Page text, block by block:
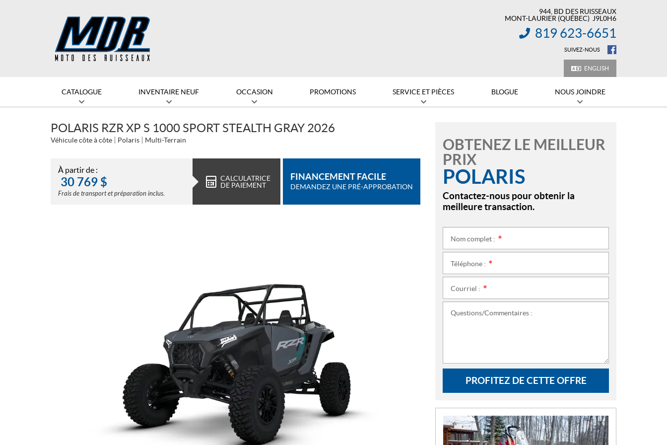
944, BD DES RUISSEAUX
MONT-LAURIER (QUÉBEC) J9L0H6
INFORMATION :
819 623-6651
SUIVEZ-NOUS
ENGLISH
CATALOGUE INVENTAIRE NEUF OCCASION PROMOTIONS SERVICE ET PIÈCES BLOGUE NOUS JOINDRE
POLARIS RZR XP S 1000 SPORT STEALTH GRAY 2026
Véhicule côte à côte Polaris Multi-Terrain
À partir de :
30 769 $
Frais de transport et préparation inclus.
CALCULATRICE
DE PAIEMENT
FINANCEMENT FACILE
DEMANDEZ UNE PRÉ-APPROBATION
OBTENEZ LE MEILLEUR
PRIX
POLARIS
Contactez-nous pour obtenir la
meilleure transaction.
Nom complet :
Téléphone :
Courriel :
Questions/Commentaires :
PROFITEZ DE CETTE OFFRE
N
O